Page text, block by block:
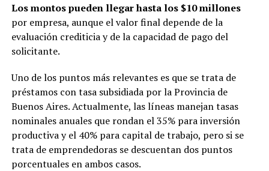
Los montos pueden llegar hasta los $10 millones
por empresa, aunque el valor final depende de la
evaluación crediticia y de la capacidad de pago del
solicitante.
Uno de los puntos más relevantes es que se trata de
préstamos con tasa subsidiada por la Provincia de
Buenos Aires. Actualmente, las líneas manejan tasas
nominales anuales que rondan el 35% para inversión
productiva y el 40% para capital de trabajo, pero si se
trata de emprendedoras se descuentan dos puntos
porcentuales en ambos casos.